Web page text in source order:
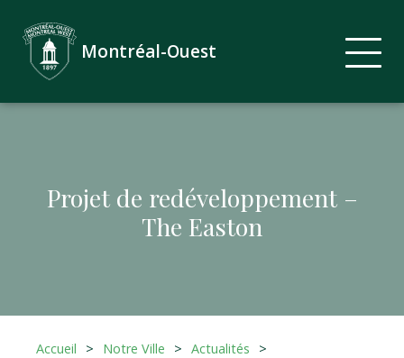
Projet de redéveloppement –
The Easton
Montréal-Ouest
Accueil > Notre Ville > Actualités
>